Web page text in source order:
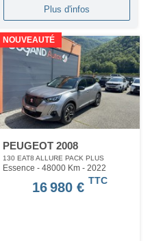
Plus d'infos
NOUVEAUTÉ
PEUGEOT 2008
130 EAT8 ALLURE PACK PLUS
Essence - 48000 Km- 2022
16 980 € TTC